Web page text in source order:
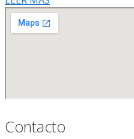
Contacto